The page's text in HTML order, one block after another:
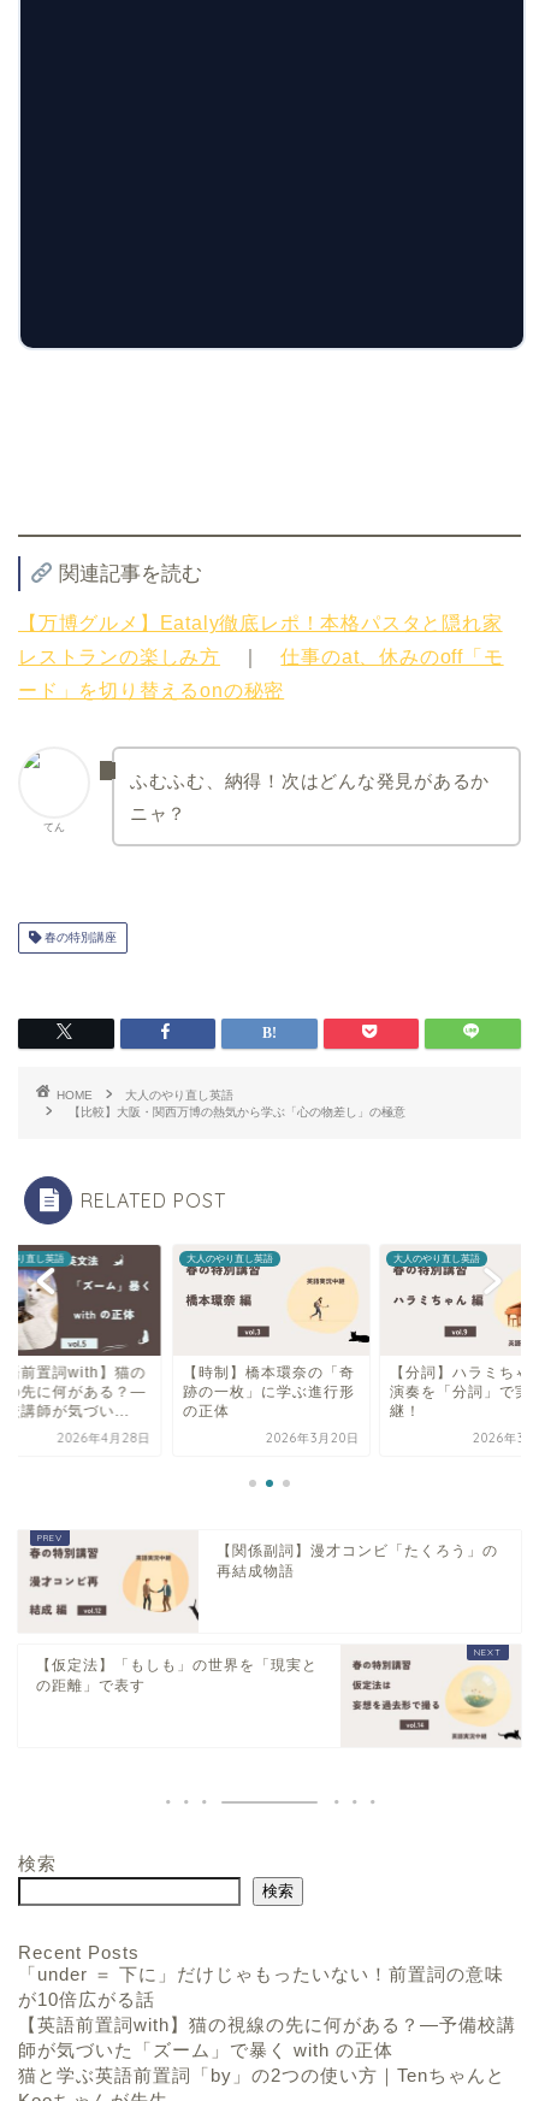
関連記事を読む
【万博グルメ】Eataly徹底レポ！本格パスタと隠れ家
レストランの楽しみ方 ｜仕事のat、休みのoff「モ
ード」を切り替えるonの秘密
てん
ふむふむ、納得！次はどんな発見があるか
ニャ？
春の特別講座
HOME
大人のやり直し英語
【比較】大阪・関西万博の熱気から学ぶ「心の物差し」の極意
RELATED POST
やり直し英語
語前置詞with】猫の
の先に何がある？―
校講師が気づい...
2026年4月28日
大人のやり直し英語
【時制】橋本環奈の「奇
跡の一枚」に学ぶ進行形
の正体
2026年3月20日
大人のやり直し英語
【分詞】ハラミちゃ
演奏を「分詞」で実
継！
2026年3
【関係副詞】漫才コンビ「たくろう」の
再結成物語
【仮定法】「もしも」の世界を「現実と
の距離」で表す
検索
検索
Recent Posts
「under ＝ 下に」だけじゃもったいない！前置詞の意味
が10倍広がる話
【英語前置詞with】猫の視線の先に何がある？―予備校講
師が気づいた「ズーム」で暴く with の正体
猫と学ぶ英語前置詞「by」の2つの使い方｜Tenちゃんと